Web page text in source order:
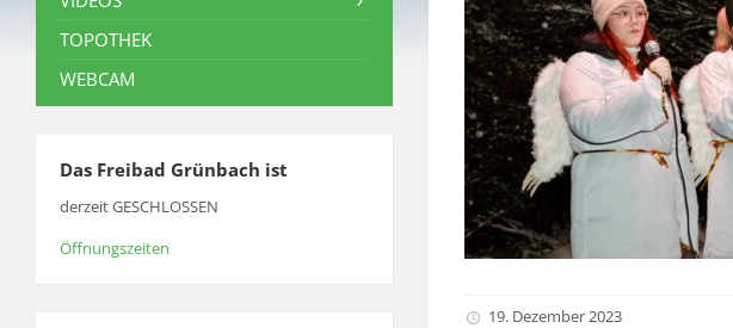
19. Dezember 2023
TOPOTHEK
WEBCAM
Das Freibad Grünbach ist
derzeit GESCHLOSSEN
Öffnungszeiten